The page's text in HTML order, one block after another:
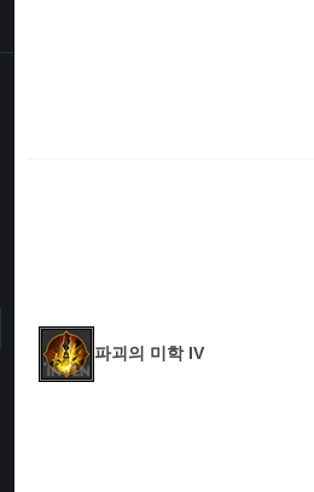
파괴의 미학 IV